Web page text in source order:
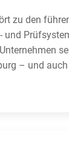
zu den
und
– und